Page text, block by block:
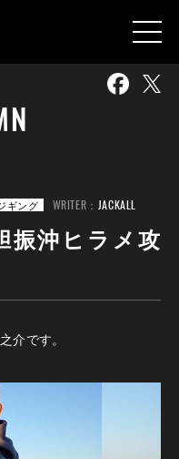
ギング WRITER： JACKALL
振沖ヒラメ攻
介です。